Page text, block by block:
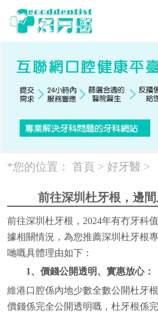
*您的位置： 首頁 > 好牙醫 >
前往深圳杜牙根，邊
前往深圳杜牙根，2024年有冇牙科
據相關情況，為您推薦深圳杜牙根
哋嘅具體理由如下：
1、價錢公開透明、實惠放心：
維港口腔係內地少數全數公開杜牙
價錢係完全公開透明嘅，杜牙根係